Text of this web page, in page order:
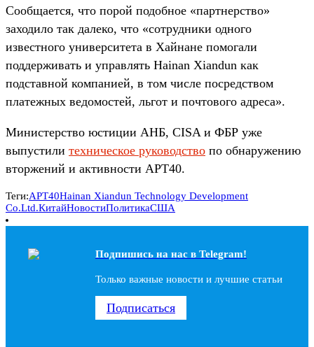
Сообщается, что порой подобное «партнерство»
заходило так далеко, что «сотрудники одного
известного университета в Хайнане помогали
поддерживать и управлять Hainan Xiandun как
подставной компанией, в том числе посредством
платежных ведомостей, льгот и почтового адреса».
Министерство юстиции АНБ, CISA и ФБР уже
выпустили техническое руководство по обнаружению
вторжений и активности APT40.
Теги:APT40Hainan Xiandun Technology Development
Co.Ltd.КитайНовостиПолитикаСША
Подпишись на наc в Telegram!
Только важные новости и лучшие статьи
Подписаться